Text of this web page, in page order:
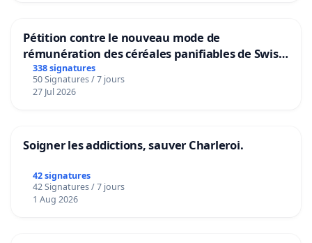
Pétition contre le nouveau mode de
rémunération des céréales panifiables de Swiss
granum basé sur la teneur en protéines
338 signatures
50 Signatures / 7 jours
27 Jul 2026
Soigner les addictions, sauver Charleroi.
42 signatures
42 Signatures / 7 jours
1 Aug 2026